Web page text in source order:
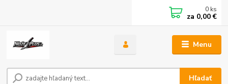
Menu
Hľadať
0 ks
za 0,00 €